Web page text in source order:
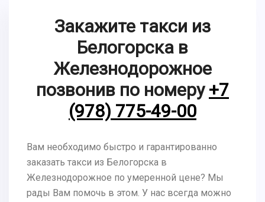
Закажите такси из
Белогорска в
Железнодорожное
позвонив по номеру +7
(978) 775-49-00
Вам необходимо быстро и гарантированно
заказать такси из Белогорска в
Железнодорожное по умеренной цене? Мы
рады Вам помочь в этом. У нас всегда можно